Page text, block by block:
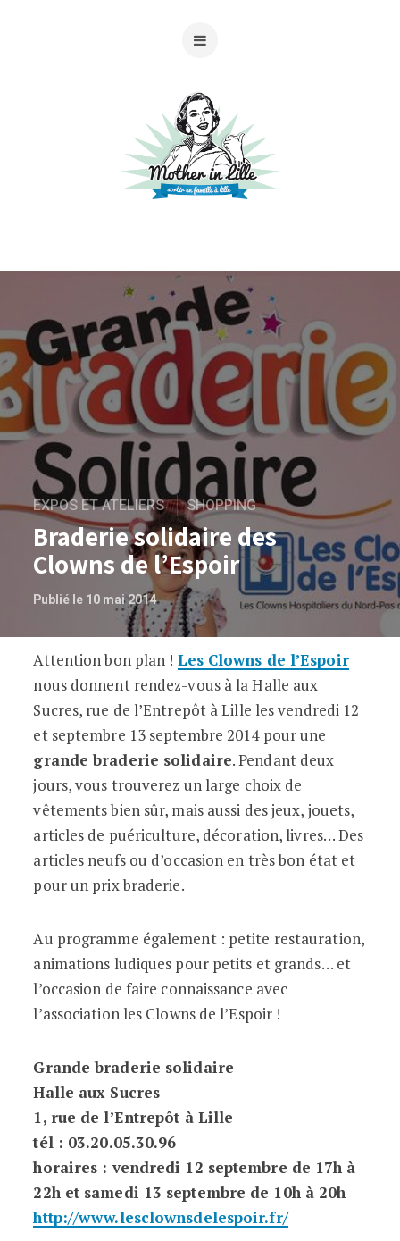
EXPOS ET ATELIERS SHOPPING
Braderie solidaire des
Clowns de l’Espoir
Publié le 10 mai 2014
Braderie solidaire des Clowns de
Attention bon plan ! Les Clowns de l’Espoir
nous donnent rendez-vous à la Halle aux
Sucres, rue de l’Entrepôt à Lille les vendredi 12
et septembre 13 septembre 2014 pour une
grande braderie solidaire. Pendant deux
jours, vous trouverez un large choix de
vêtements bien sûr, mais aussi des jeux, jouets,
articles de puériculture, décoration, livres… Des
articles neufs ou d’occasion en très bon état et
pour un prix braderie.
Au programme également : petite restauration,
animations ludiques pour petits et grands… et
l’occasion de faire connaissance avec
l’association les Clowns de l’Espoir !
Grande braderie solidaire
Halle aux Sucres
1, rue de l’Entrepôt à Lille
tél : 03.20.05.30.96
horaires : vendredi 12 septembre de 17h à
22h et samedi 13 septembre de 10h à 20h
http://www.lesclownsdelespoir.fr/